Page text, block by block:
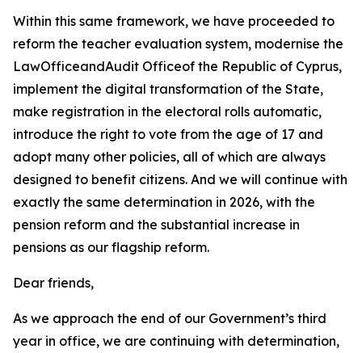
Within this same framework, we have proceeded to
reform the teacher evaluation system, modernise the
LawOfficeandAudit Officeof the Republic of Cyprus,
implement the digital transformation of the State,
make registration in the electoral rolls automatic,
introduce the right to vote from the age of 17 and
adopt many other policies, all of which are always
designed to benefit citizens. And we will continue with
exactly the same determination in 2026, with the
pension reform and the substantial increase in
pensions as our flagship reform.
Dear friends,
As we approach the end of our Government’s third
year in office, we are continuing with determination,